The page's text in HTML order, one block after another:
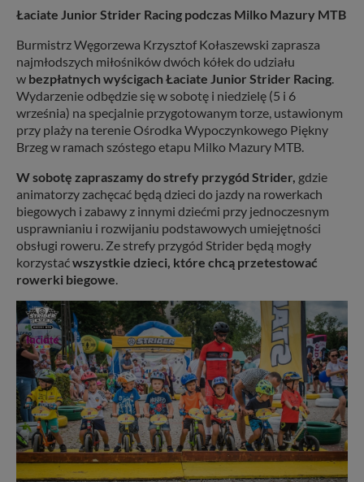
Łaciate Junior Strider Racing podczas Milko Mazury MTB
Burmistrz Węgorzewa Krzysztof Kołaszewski zaprasza
najmłodszych miłośników dwóch kółek do udziału
w bezpłatnych wyścigach Łaciate Junior Strider Racing.
Wydarzenie odbędzie się w sobotę i niedzielę (5 i 6
września) na specjalnie przygotowanym torze, ustawionym
przy plaży na terenie Ośrodka Wypoczynkowego Piękny
Brzeg w ramach szóstego etapu Milko Mazury MTB.
W sobotę zapraszamy do strefy przygód Strider, gdzie
animatorzy zachęcać będą dzieci do jazdy na rowerkach
biegowych i zabawy z innymi dziećmi przy jednoczesnym
usprawnianiu i rozwijaniu podstawowych umiejętności
obsługi roweru. Ze strefy przygód Strider będą mogły
korzystaćwszystkie dzieci, które chcą przetestować
rowerki biegowe.